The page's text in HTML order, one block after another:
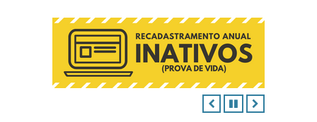
ANTERIOR
PAUSAR